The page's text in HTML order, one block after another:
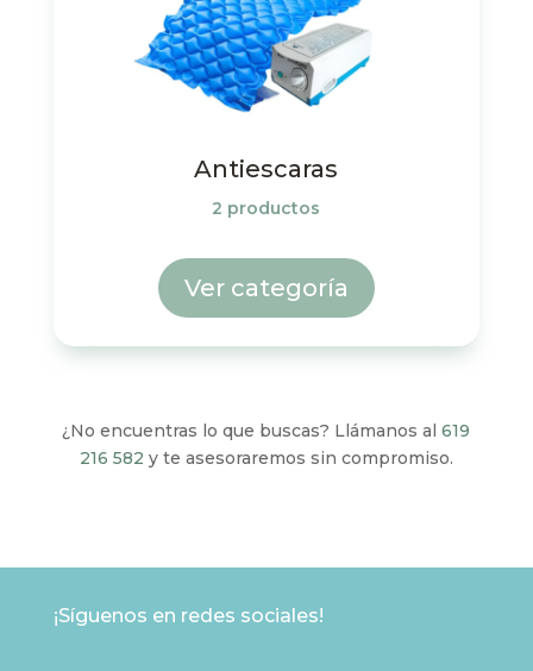
Antiescaras
2 productos
Ver categoría
¿No encuentras lo que buscas? Llámanos al619
216 582 y te asesoraremos sin compromiso.
¡Síguenos en redes sociales!